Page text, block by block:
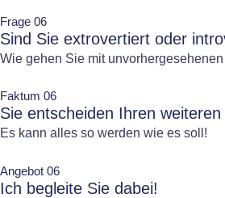
Frage 06
Sind Sie extrovertiert oder
Wie gehen Sie mit
Faktum 06
Sie entscheiden Ihren
Es kann alles so werden wie es soll!
Angebot 06
Ich begleite Sie dabei!